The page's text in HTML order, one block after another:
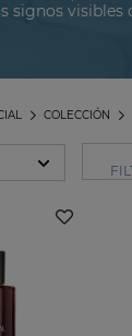
signos visibles
COLECCIÓN